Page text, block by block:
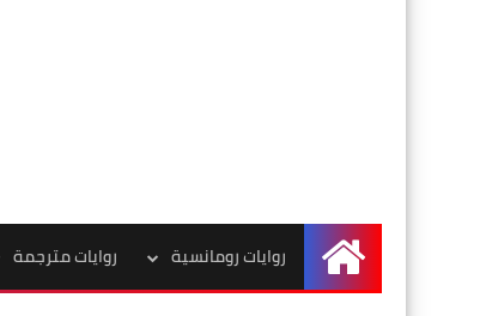
الرئيسية
روايات رومانسية روايات مترجمة